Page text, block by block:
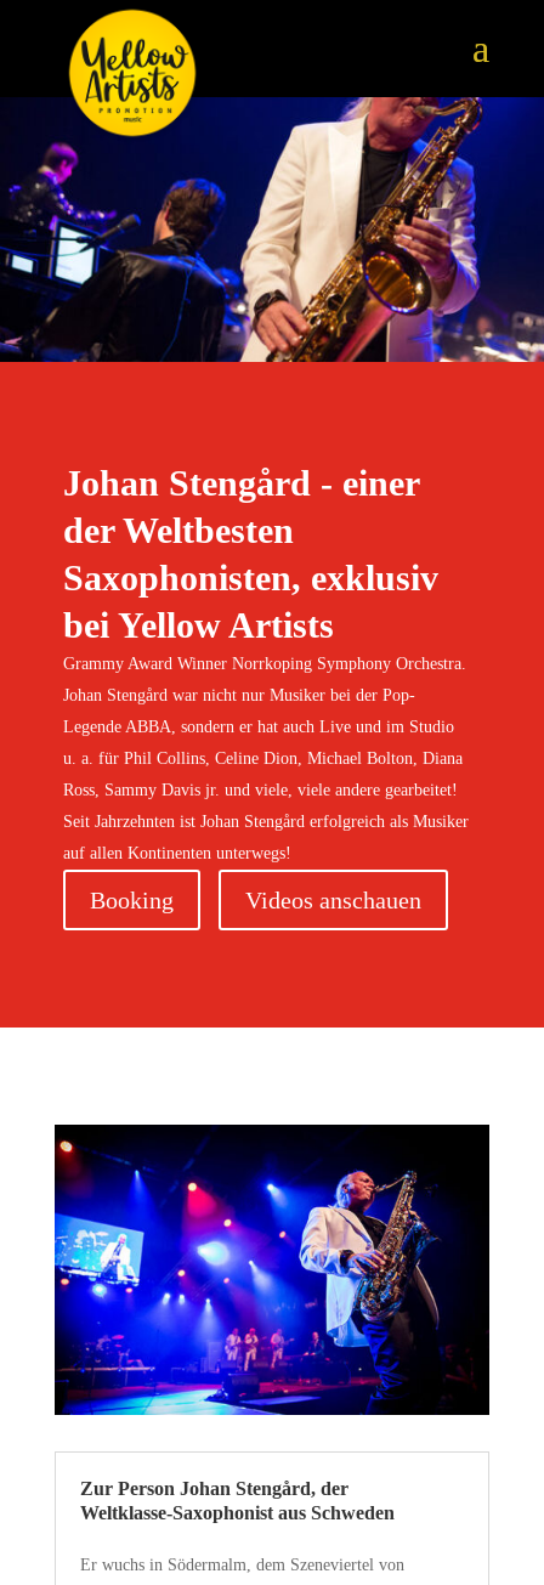
Johan Stengård - einer
der Weltbesten
Saxophonisten, exklusiv
bei Yellow Artists
Grammy Award Winner Norrkoping Symphony Orchestra.
Johan Stengård war nicht nur Musiker bei der Pop-
Legende ABBA, sondern er hat auch Live und im Studio
u. a. für Phil Collins, Celine Dion, Michael Bolton, Diana
Ross, Sammy Davis jr. und viele, viele andere gearbeitet!
Seit Jahrzehnten ist Johan Stengård erfolgreich als Musiker
auf allen Kontinenten unterwegs!
Booking Videos anschauen
Zur Person Johan Stengård, der
Weltklasse-Saxophonist aus Schweden
Er wuchs in Södermalm, dem Szeneviertel von